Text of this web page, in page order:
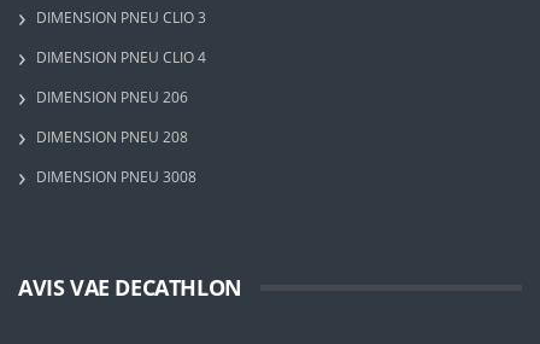
DIMENSION PNEU CLIO 3
DIMENSION PNEU CLIO 4
DIMENSION PNEU 206
DIMENSION PNEU 208
DIMENSION PNEU 3008
AVIS VAE DECATHLON